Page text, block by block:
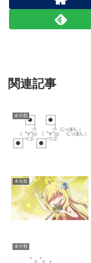
関連記事
未分類
未分類
未分類